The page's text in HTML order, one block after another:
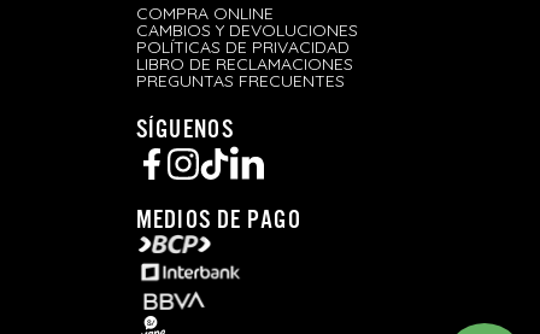
COMPRA ONLINE
CAMBIOS Y DEVOLUCIONES
POLÍTICAS DE PRIVACIDAD
LIBRO DE RECLAMACIONES
PREGUNTAS FRECUENTES
SÍGUENOS
MEDIOS DE PAGO